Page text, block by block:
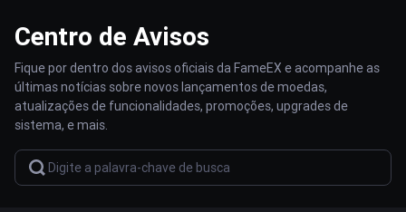
Centro de Avisos
Fique por dentro dos avisos oficiais da FameEX e acompanhe as
últimas notícias sobre novos lançamentos de moedas,
atualizações de funcionalidades, promoções, upgrades de
sistema, e mais.